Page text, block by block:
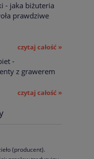
- jaka biżuteria
prawdziwe
czytaj całość »
-
z grawerem
czytaj całość »
(producent).